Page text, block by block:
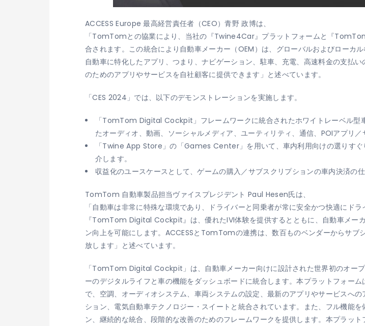
ACCESS Europe 最高経営責任者（CEO）青野 政博は、
「TomTomとの協業により、当社の『Twine4Car』プラットフォームと『
合されます。この統合により自動車メーカー（OEM）は、グローバルおよびローカ
自動車に特化したアプリ、つまり、ナビゲーション、駐車、充電、高速料金の支
のためのアプリやサービスを自社顧客に提供できます」と述べています。
「CES 2024」では、以下のデモンストレーションを実施します。
「TomTom Digital Cockpit」フレームワークに統合されたホワイトレーベル
たオーディオ、動画、ソーシャルメディア、ユーティリティ、通信、POIアプリ／
「Twine App Store」の「Games Center」を用いて、車内利用向けの選りす
介します。
収益化のユースケースとして、ゲームの購入／サブスクリプションの車内決済の仕
TomTom 自動車製品担当ヴァイスプレジデント Paul Hesen氏は、
「自動車は非常に特殊な環境であり、ドライバーと同乗者が常に安全かつ快適にド
『TomTom Digital Cockpit』は、優れたIVI体験を提供するとともに、自動車メー
ン向上を可能にします。ACCESSとTomTomの連携は、数百ものベンダーからサ
放します」と述べています。
「TomTom Digital Cockpit」は、自動車メーカー向けに設計された世界初のオー
ーのデジタルライフと車の機能をダッシュボードに統合します。本プラットフォー
で、空調、オーディオシステム、車両システムの設定、最新のアプリやサービスへ
ション、電気自動車テクノロジー・スイートと統合されています。また、フル機能
ン、継続的な統合、段階的な改善のためのフレームワークを提供します。本プラッ